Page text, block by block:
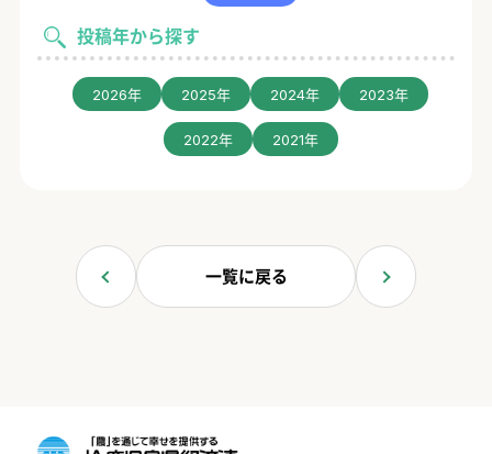
投稿年から探す
2026年 2025年 2024年 2023年
2022年 2021年
一覧に戻る